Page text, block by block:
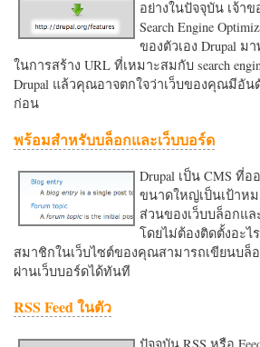
อย่างในปัจจุบัน เจ้า
Search Engine
ของตัวเอง Drupal
ในการสร้าง URL ที่เหมาะสมกับ search
Drupal แล้วคุณอาจตกใจว่าเว็บของคุณมีอัน
ก่อน
พร้อมสำหรับบล็อกและเว็บบอร์ด
Drupal เป็น CMS ที่
ขนาดใหญ่เป็นเป้าหม
ส่วนของเว็บบล็อกแ
โดยไม่ต้องติดตั้งอะไ
สมาชิกในเว็บไซต์ของคุณสามารถเขียนบล็
ผ่านเว็บบอร์ดได้ทันที
RSS Feed ในตัว
ปัจจุบัน RSS หรือ